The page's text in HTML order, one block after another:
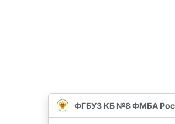
ФГБУЗ КБ №8 ФМБА